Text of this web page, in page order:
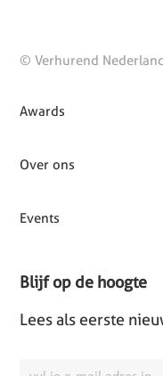
© Verhurend
Awards
Over ons
Events
Blijf op de hoogte
Lees als eerste